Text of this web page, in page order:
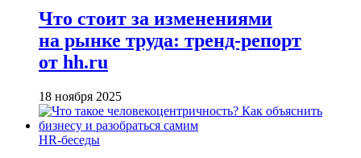
Что стоит за изменениями
на рынке труда: тренд-репорт
от hh.ru
18 ноября 2025
HR-беседы